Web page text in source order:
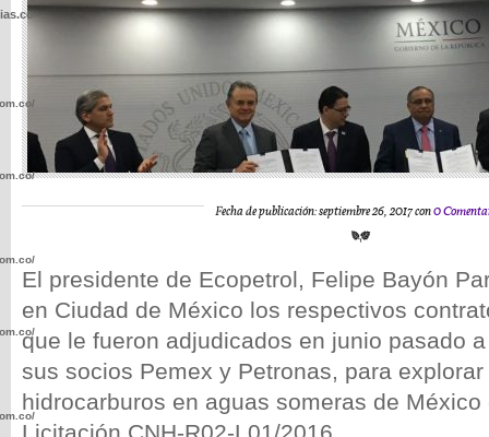
Fecha de publicación: septiembre 26, 2017 con0
El presidente de Ecopetrol, Felipe Bayón
en Ciudad de México los respectivos
que le fueron adjudicados en junio pasado
sus socios Pemex y Petronas, para
hidrocarburos en aguas someras de
wp-
wp-
wp-
wp-
wp-
wp-